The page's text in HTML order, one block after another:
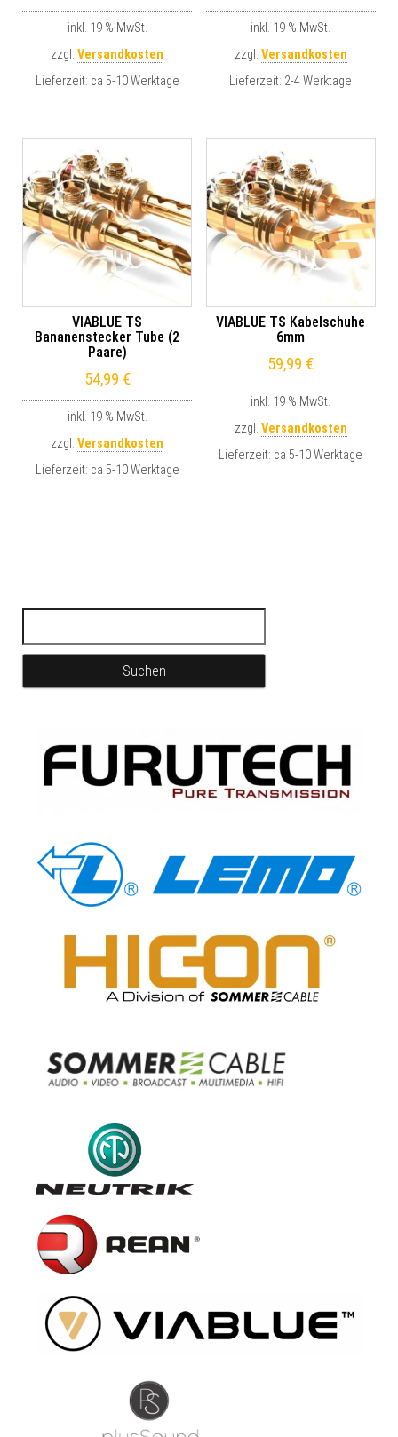
inkl. 19 % MwSt.
zzgl.Versandkosten
Lieferzeit: ca 5-10 Werktage
inkl. 19 % MwSt.
zzgl. Versandkosten
Lieferzeit: 2-4 Werktage
VIABLUE TS
Bananenstecker Tube (2
Paare)
54,99 €
inkl. 19 % MwSt.
zzgl.Versandkosten
Lieferzeit: ca 5-10 Werktage
VIABLUE TS Kabelschuhe
6mm
59,99 €
inkl. 19 % MwSt.
zzgl. Versandkosten
Lieferzeit: ca 5-10 Werktage